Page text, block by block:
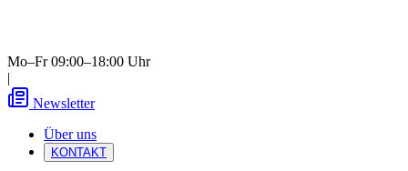
Mo–Fr 09:00–18:00 Uhr
|
Newsletter
Über uns
KONTAKT